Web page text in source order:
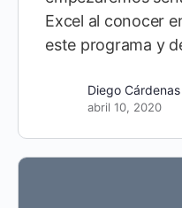
septiembre 10,
Excel al conocer
este programa y
Diego Cárdenas
abril 10, 2020